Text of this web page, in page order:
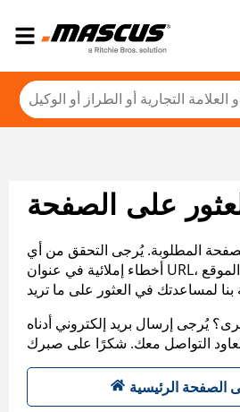
على الصفحة
المطلوبة. يُرجى التحقق من أي
أخطاء إملائية في عنوان URL، أو عرض خريطة الموقع
يُرجى إرسال بريد إلكتروني أدناه
الصفحة الرئيسية